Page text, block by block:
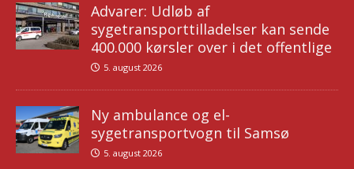
Advarer: Udløb af
sygetransporttilladelser kan sende
400.000 kørsler over i det offentlige
5. august 2026
Ny ambulance og el-
sygetransportvogn til Samsø
5. august 2026